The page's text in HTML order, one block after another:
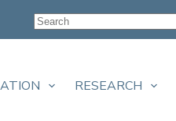
RESEARCH